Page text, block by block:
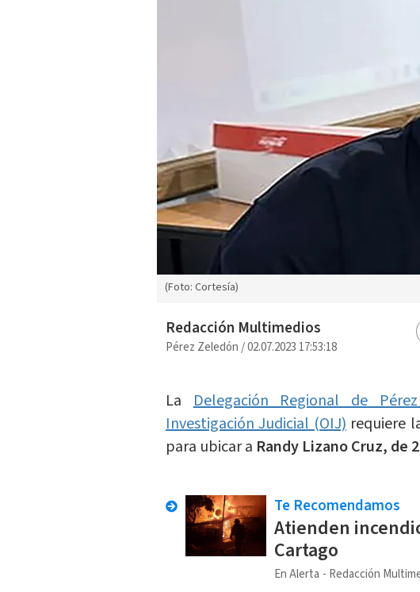
(Foto: Cortesía)
Redacción Multimedios
Pérez Zeledón/02.07.2023 17:53:18
LaDelegación Regional de
Investigación Judicial (OIJ)requiere
para ubicar a Randy Lizano Cruz, de
Te Recomendamos
Atienden
Cartago
En Alerta Redacción